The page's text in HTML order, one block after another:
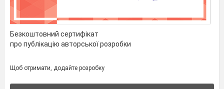
Безкоштовний сертифікат
про публікацію авторської розробки
Щоб отримати, додайте розробку